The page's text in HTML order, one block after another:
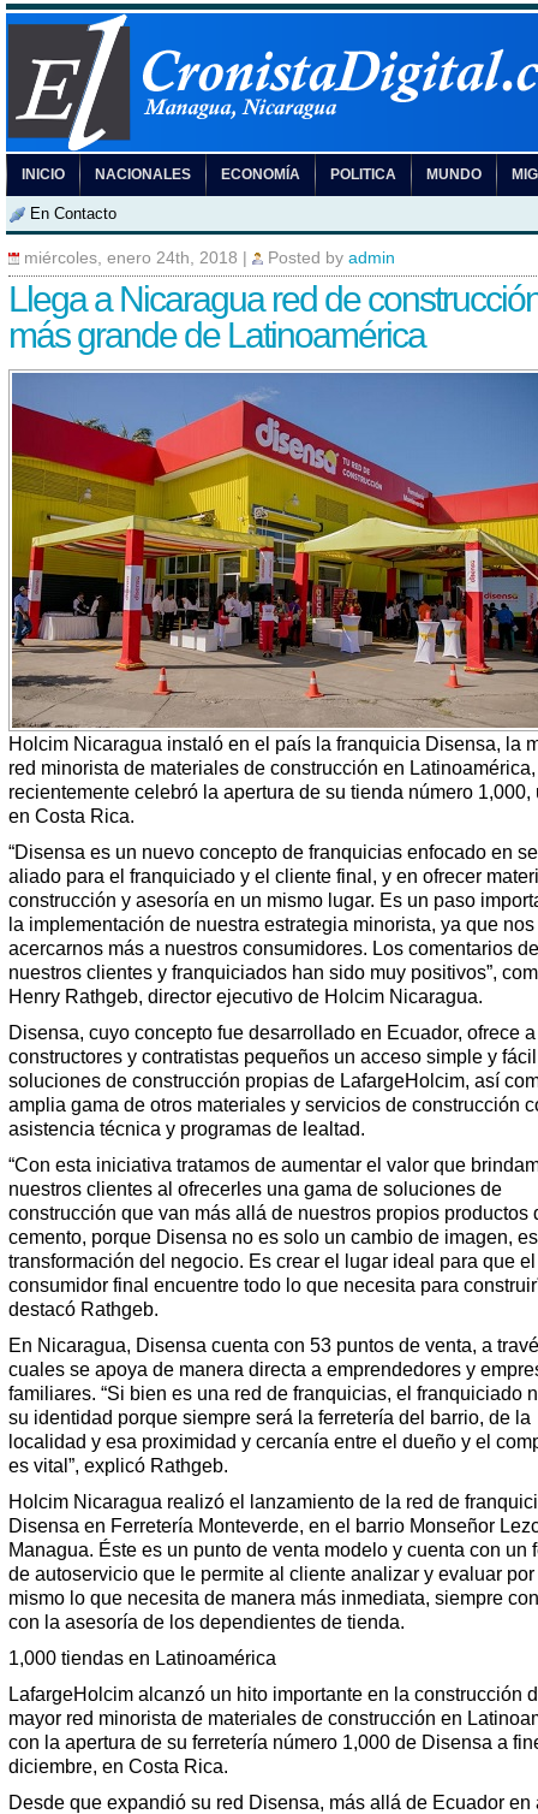
INICIO NACIONALES ECONOMÍA POLITICA MUNDO
En Contacto
miércoles, enero 24th, 2018 Posted by admin
Llega a Nicaragua red de
más grande de Latinoamérica
Holcim Nicaragua instaló en el país la franquicia Disensa, la
red minorista de materiales de construcción en
recientemente celebró la apertura de su tienda número 1,000,
en Costa Rica.
“Disensa es un nuevo concepto de franquicias enfocado en
aliado para el franquiciado y el cliente final, y en ofrecer
construcción y asesoría en un mismo lugar. Es un paso
la implementación de nuestra estrategia minorista, ya que
acercarnos más a nuestros consumidores. Los comentarios de
nuestros clientes y franquiciados han sido muy positivos”,
Henry Rathgeb, director ejecutivo de Holcim Nicaragua.
Disensa, cuyo concepto fue desarrollado en Ecuador, ofrece
constructores y contratistas pequeños un acceso simple y
soluciones de construcción propias de LafargeHolcim, así
amplia gama de otros materiales y servicios de construcción
asistencia técnica y programas de lealtad.
“Con esta iniciativa tratamos de aumentar el valor que
nuestros clientes al ofrecerles una gama de soluciones de
construcción que van más allá de nuestros propios productos
cemento, porque Disensa no es solo un cambio de imagen,
transformación del negocio. Es crear el lugar ideal para que el
consumidor final encuentre todo lo que necesita para
destacó Rathgeb.
En Nicaragua, Disensa cuenta con 53 puntos de venta, a
cuales se apoya de manera directa a emprendedores y
familiares. “Si bien es una red de franquicias, el franquiciado
su identidad porque siempre será la ferretería del barrio, de la
localidad y esa proximidad y cercanía entre el dueño y el
es vital”, explicó Rathgeb.
Holcim Nicaragua realizó el lanzamiento de la red de
Disensa en Ferretería Monteverde, en el barrio Monseñor
Managua. Éste es un punto de venta modelo y cuenta con un
de autoservicio que le permite al cliente analizar y evaluar
mismo lo que necesita de manera más inmediata, siempre
con la asesoría de los dependientes de tienda.
1,000 tiendas en Latinoamérica
LafargeHolcim alcanzó un hito importante en la construcción
mayor red minorista de materiales de construcción en
con la apertura de su ferretería número 1,000 de Disensa a
diciembre, en Costa Rica.
Desde que expandió su red Disensa, más allá de Ecuador en